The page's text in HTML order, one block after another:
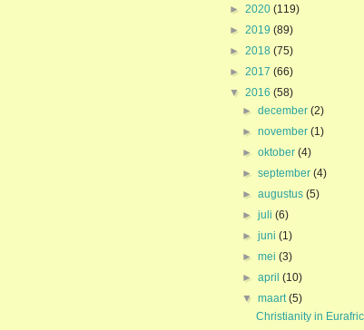
► 2020 (119)
► 2019 (89)
► 2018 (75)
► 2017 (66)
▼ 2016 (58)
►december(2)
►november(1)
►oktober(4)
►september(4)
►augustus(5)
►juli(6)
►juni(1)
►mei(3)
►april(10)
▼maart(5)
Christianity in